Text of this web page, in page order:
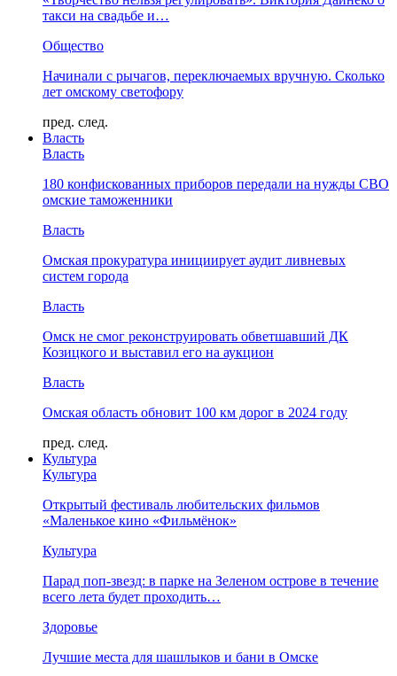
такси на свадьбе и…
Общество
Начинали с рычагов, переключаемых вручную. Сколько
лет омскому светофору
пред. след.
Власть
Власть
180 конфискованных приборов передали на нужды СВО
омские таможенники
Власть
Омская прокуратура инициирует аудит ливневых
систем города
Власть
Омск не смог реконструировать обветшавший ДК
Козицкого и выставил его на аукцион
Власть
Омская область обновит 100 км дорог в 2024 году
пред. след.
Культура
Культура
Открытый фестиваль любительских фильмов
«Маленькое кино «Фильмёнок»
Культура
Парад поп-звезд: в парке на Зеленом острове в течение
всего лета будет проходить…
Здоровье
Лучшие места для шашлыков и бани в Омске